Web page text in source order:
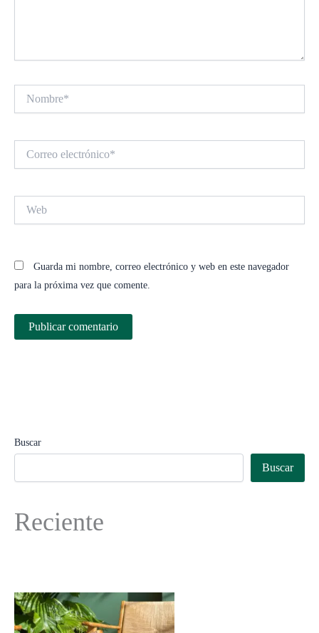
electrónico*
Guarda mi nombre, correo electrónico y web en este navegador
para la próxima vez que comente.
Buscar
Buscar
Reciente